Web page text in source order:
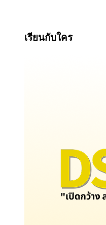
เรียนกับใคร